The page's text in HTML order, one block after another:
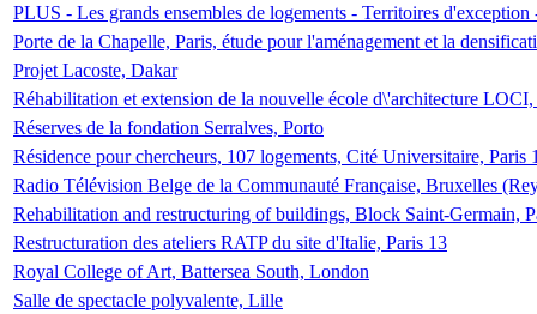
PLUS - Les grands ensembles de logements - Territoires
Porte de la Chapelle, Paris, étude pour l'aménagement et la
Projet Lacoste, Dakar
Réhabilitation et extension de la nouvelle école d\'architecture
Réserves de la fondation Serralves, Porto
Résidence pour chercheurs, 107 logements, Cité Universitaire, Paris
Radio Télévision Belge de la Communauté Française, Bruxelles
Rehabilitation and restructuring of buildings, Block Saint-Germain,
Restructuration des ateliers RATP du site d'Italie, Paris 13
Royal College of Art, Battersea South, London
Salle de spectacle polyvalente, Lille